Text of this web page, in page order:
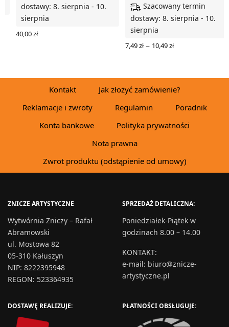
dostawy: 8. sierpnia - 10.
sierpnia
40,00zł
Szacowany termin
dostawy: 8. sierpnia - 10.
sierpnia
7,49zł – 10,49złZakres
10,49 zł
Kontakt
Jak złożyć zamówienie?
Reklamacje i zwroty
Regulamin
Poradnik
Konta bankowe
Polityka prywatności
Nota prawna
Zwrot produktu (odstąpienie od umowy)
ZNICZE ARTYSTYCZNE
Wytwórnia Zniczy – Rafał
Abramowski
ul. Mostowa 82
05-310 Kałuszyn
NIP: 8222395948
REGON: 523364935
SPRZEDAŻ DETALICZNA:
Poniedziałek-Piątek w
godzinach 8.00 – 14.00
KONTAKT:
e-mail: biuro@znicze-
artystyczne.pl
DOSTAWĘ REALIZUJE: PŁATNOŚCI OBSŁUGUJE: